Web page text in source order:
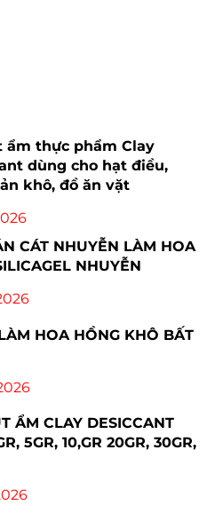
ẩm thực phẩm Clay
dùng cho hạt điều,
khô, đồ ăn vặt
CÁT NHUYỄN LÀM HOA
NHUYỄN
HOA HỒNG KHÔ BẤT
ẨM CLAY DESICCANT
5GR, 10,GR 20GR, 30GR,